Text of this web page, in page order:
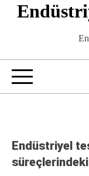
Endüstriyel